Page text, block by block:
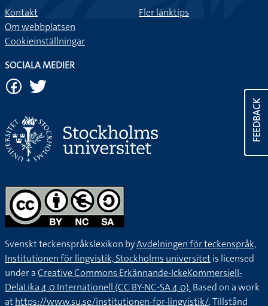
FEEDBACK
Kontakt
Om webbplatsen
Cookieinställningar
Fler länktips
SOCIALA MEDIER
Svenskt teckenspråkslexikon byAvdelningen för teckenspråk,
Institutionen för lingvistik, Stockholms universitetis licensed
under aCreative Commons Erkännande-IckeKommersiell-
DelaLika 4.0 Internationell (CC BY-NC-SA 4.0).Based on a work
athttps://www.su.se/institutionen-for-lingvistik/. Tillstånd